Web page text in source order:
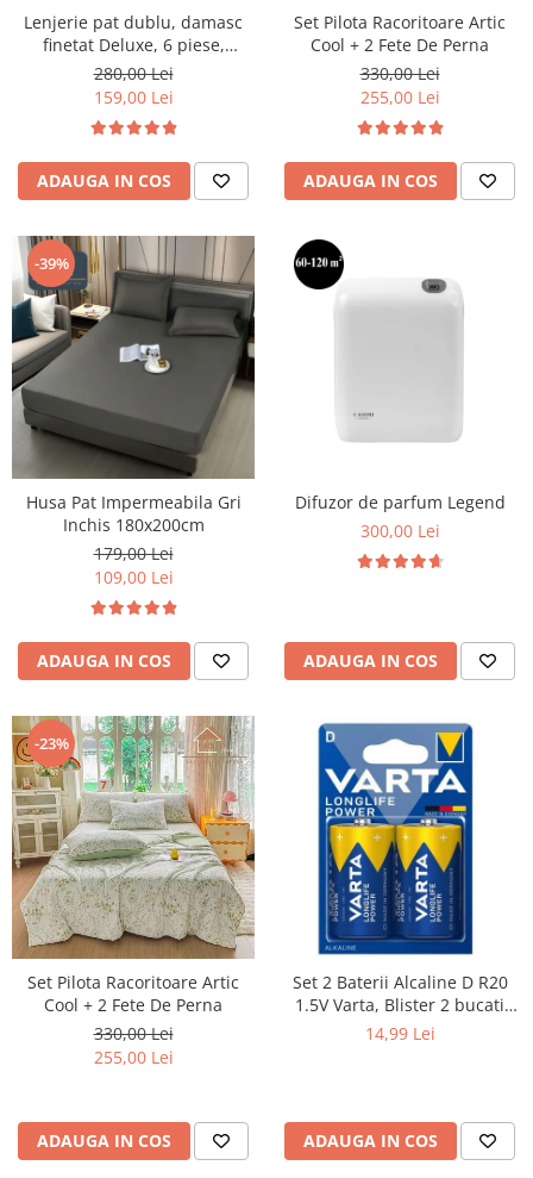
Lenjerie pat dublu, damasc
finetat Deluxe, 6 piese,
cearceaf pat cu elastic, Maro
280,00 Lei
159,00 Lei
ADAUGA IN COS
Set Pilota Racoritoare Artic
Cool + 2 Fete De Perna
330,00 Lei
255,00 Lei
ADAUGA IN COS
-39%
Husa Pat Impermeabila Gri
Inchis 180x200cm
179,00 Lei
109,00 Lei
ADAUGA IN COS
Difuzor de parfum Legend
300,00 Lei
ADAUGA IN COS
-23%
Set Pilota Racoritoare Artic
Cool + 2 Fete De Perna
330,00 Lei
255,00 Lei
ADAUGA IN COS
Set 2 Baterii Alcaline D R20
1.5V Varta, Blister 2 bucati
LR20
14,99 Lei
ADAUGA IN COS